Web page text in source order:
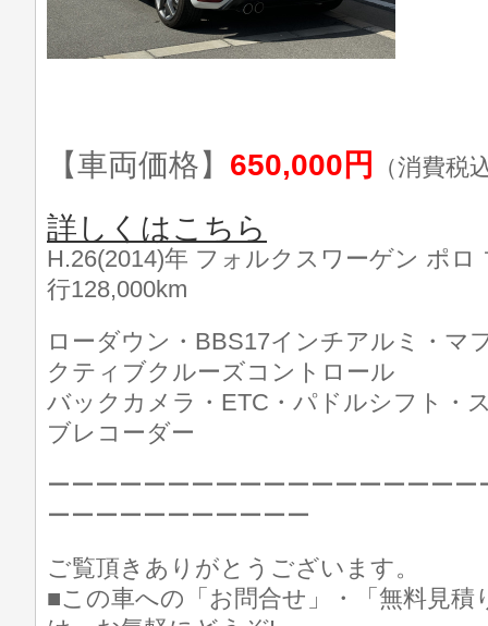
【車両価格】 650,000円 （消費税
詳しくはこちら
H.26(2014)年 フォルクスワーゲン ポロ
行128,000km
ローダウン・BBS17インチアルミ・マ
クティブクルーズコントロール
バックカメラ・ETC・パドルシフト・
ブレコーダー
ーーーーーーーーーーーーーーーーー
ーーーーーーーーーーー
ご覧頂きありがとうございます。
■この車への「お問合せ」・「無料見積